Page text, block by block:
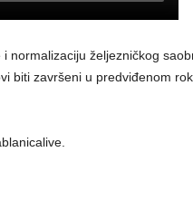
normalizaciju željezničkog
biti završeni u predviđenom